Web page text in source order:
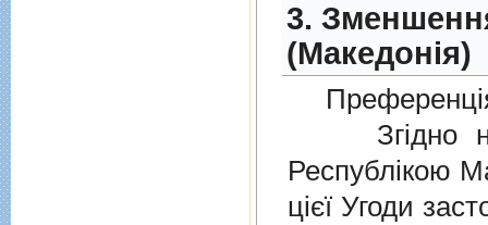
3.
(Македонія)
Згідно
Республікою
цієї Угоди